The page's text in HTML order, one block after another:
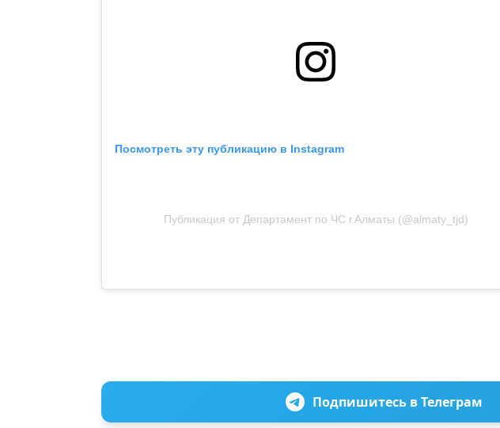
Посмотреть эту публикацию в Instagram
Публикация от Департамент по ЧС г.Алматы (@almaty_tjd)
Подпишитесь в Телеграм